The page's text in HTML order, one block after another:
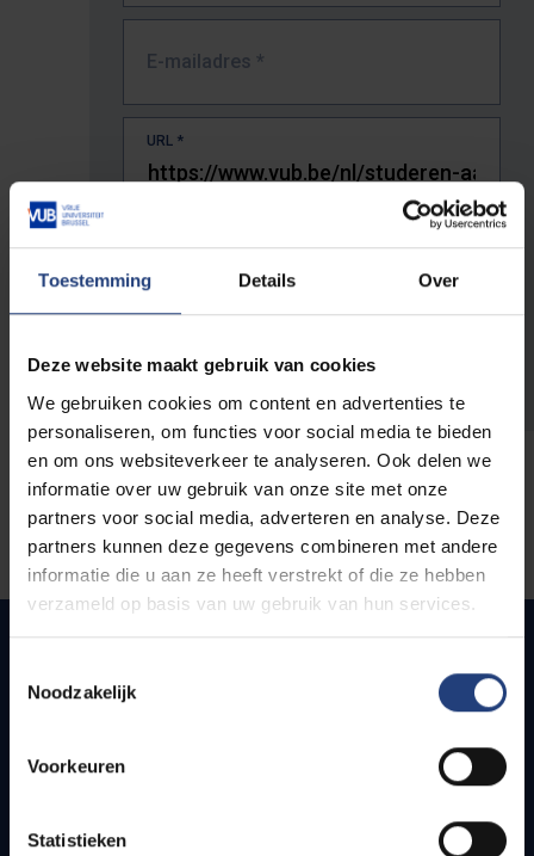
Toestemming Details Over
Deze website maakt gebruik van cookies
We gebruiken cookies om content en advertenties te
personaliseren, om functies voor social media te bieden
en om ons websiteverkeer te analyseren. Ook delen we
informatie over uw gebruik van onze site met onze
partners voor social media, adverteren en analyse. Deze
partners kunnen deze gegevens combineren met andere
informatie die u aan ze heeft verstrekt of die ze hebben
verzameld op basis van uw gebruik van hun services.
Noodzakelijk
Voorkeuren
Statistieken
E-mailadres *
URL *
De volledige URL van de pagina waar je de fout zag.
Snel naar
Bereikbaarheid